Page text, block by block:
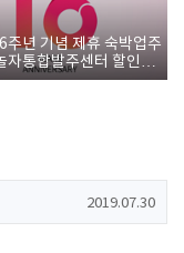
주년 기념 제휴 숙박업주
자통합발주센터 할인쿠
2019.07.30